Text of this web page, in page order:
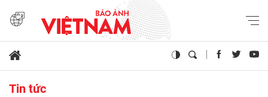
Tin tức